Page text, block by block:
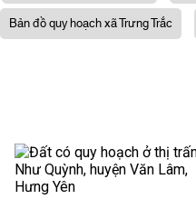
Bản đồ quy hoạch xã Trưng Trắc